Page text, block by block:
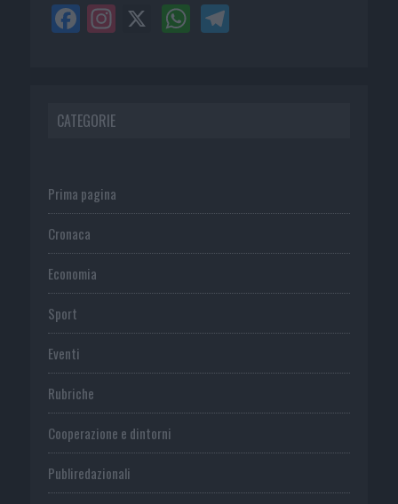
CATEGORIE
Prima pagina
Cronaca
Economia
Sport
Eventi
Rubriche
Cooperazione e dintorni
Publiredazionali